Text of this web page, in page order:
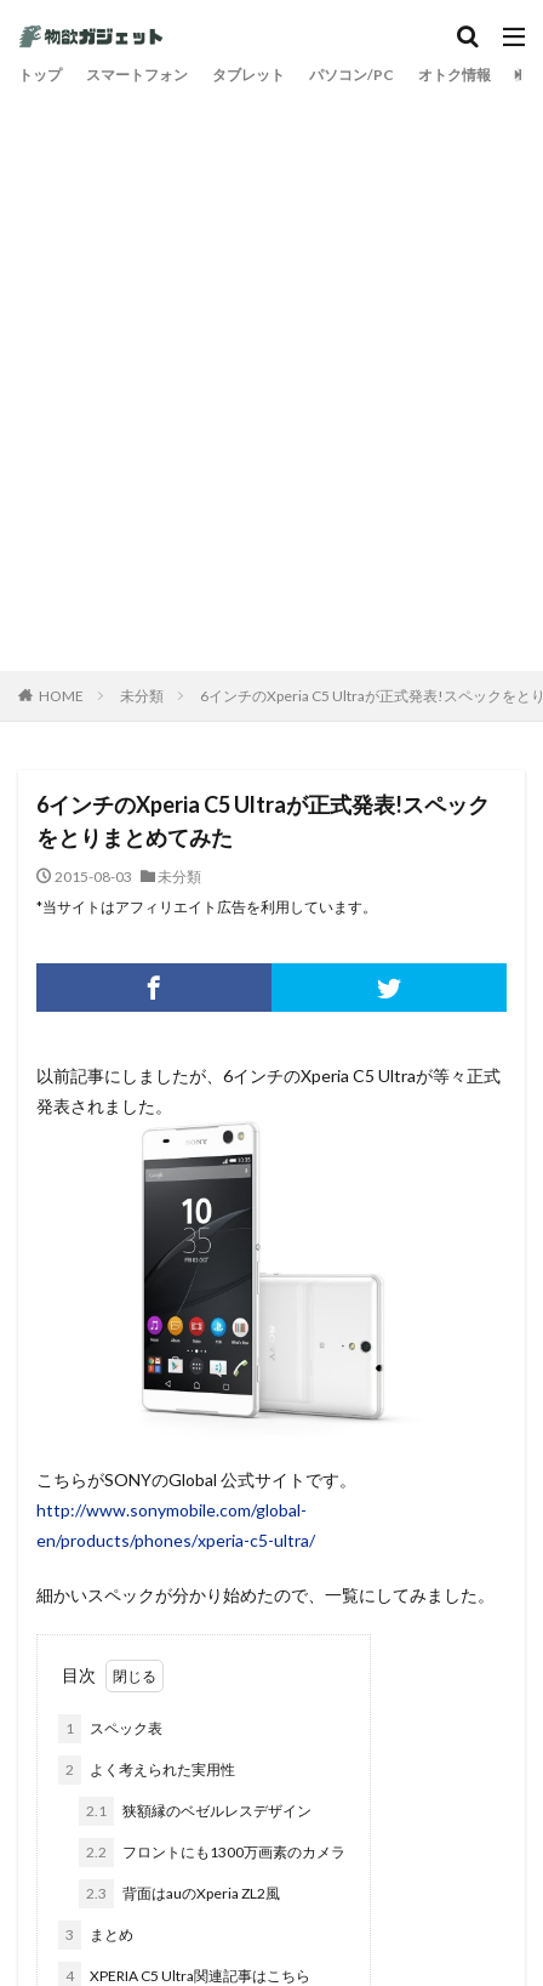
トップ スマートフォン タブレット パソコン/PC オトク情報 旅
HOME 未分類 6インチのXperia C5 Ultraが正式発表!スペックをと
6インチのXperia C5 Ultraが正式発表!スペック
をとりまとめてみた
2015-08-03
未分類
*当サイトはアフィリエイト広告を利用しています。
以前記事にしましたが、6インチのXperia C5 Ultraが等々正式
発表されました。
こちらがSONYのGlobal 公式サイトです。
http://www.sonymobile.com/global-
en/products/phones/xperia-c5-ultra/
細かいスペックが分かり始めたので、一覧にしてみました。
目次
1 スペック表
2 よく考えられた実用性
2.1 狭額縁のベゼルレスデザイン
2.2 フロントにも1300万画素のカメラ
2.3 背面はauのXperia ZL2風
3 まとめ
4 XPERIA C5 Ultra関連記事はこちら
カテゴリー